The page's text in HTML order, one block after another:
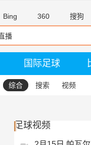
Bing 360 搜狗
国际足球
综合 搜索 视频
足球视频